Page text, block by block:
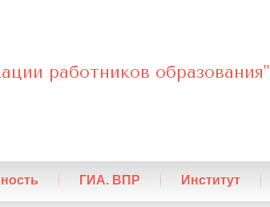
работников образования"
ГИА. ВПР Институт